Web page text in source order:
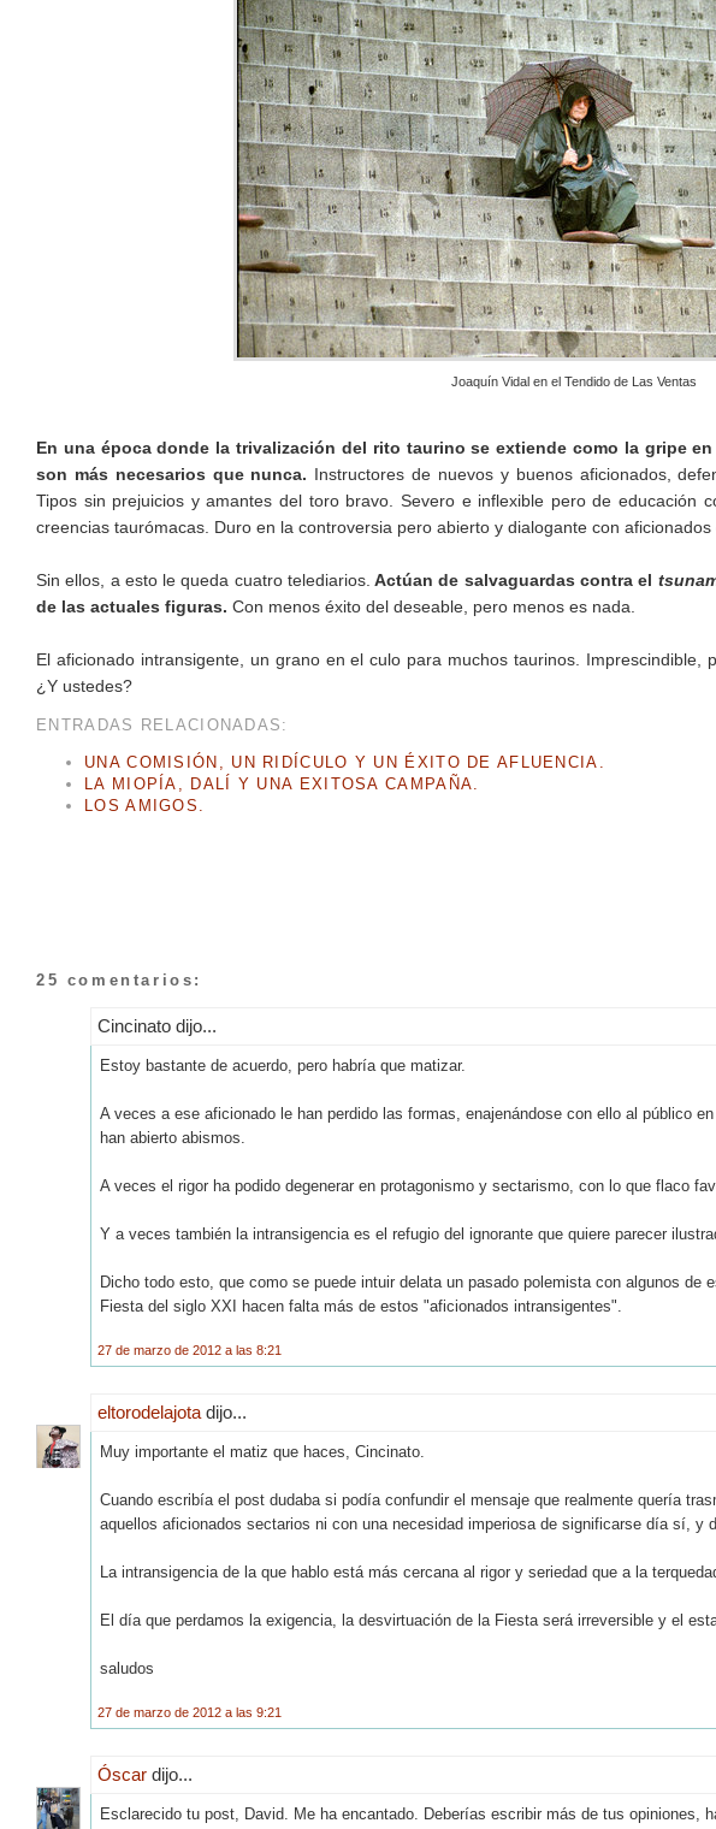
Joaquín Vidal en el Tendido de Las Ventas
En una época donde la trivalización del rito taurino se extiende como la gripe
son más necesarios que nunca. Instructores de nuevos y buenos aficionados,
Tipos sin prejuicios y amantes del toro bravo. Severo e inflexible pero de educación
creencias taurómacas. Duro en la controversia pero abierto y dialogante con aficionados
Sin ellos, a esto le queda cuatro telediarios. Actúan de salvaguardas contra el
de las actuales figuras. Con menos éxito del deseable, pero menos es nada.
El aficionado intransigente, un grano en el culo para muchos taurinos. Imprescindible,
¿Y ustedes?
ENTRADAS RELACIONADAS:
UNA COMISIÓN, UN RIDÍCULO Y UN ÉXITO DE AFLUENCIA.
LA MIOPÍA, DALÍ Y UNA EXITOSA CAMPAÑA.
LOS AMIGOS.
25 comentarios:
Cincinato dijo...
Estoy bastante de acuerdo, pero habría que matizar.
A veces a ese aficionado le han perdido las formas, enajenándose con ello al público
han abierto abismos.
A veces el rigor ha podido degenerar en protagonismo y sectarismo, con lo que flaco
Y a veces también la intransigencia es el refugio del ignorante que quiere parecer
Dicho todo esto, que como se puede intuir delata un pasado polemista con algunos de
Fiesta del siglo XXI hacen falta más de estos "aficionados intransigentes".
27 de marzo de 2012 a las 8:21
eltorodelajota dijo...
Muy importante el matiz que haces, Cincinato.
Cuando escribía el post dudaba si podía confundir el mensaje que realmente quería
aquellos aficionados sectarios ni con una necesidad imperiosa de significarse día sí, y
La intransigencia de la que hablo está más cercana al rigor y seriedad que a la
El día que perdamos la exigencia, la desvirtuación de la Fiesta será irreversible y el
saludos
27 de marzo de 2012 a las 9:21
Óscar dijo...
Esclarecido tu post, David. Me ha encantado. Deberías escribir más de tus opiniones,